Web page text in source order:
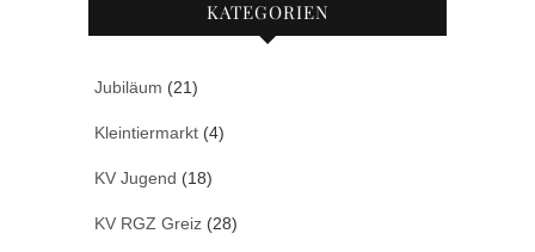
KATEGORIEN
Jubiläum (21)
Kleintiermarkt (4)
KV Jugend (18)
KV RGZ Greiz (28)